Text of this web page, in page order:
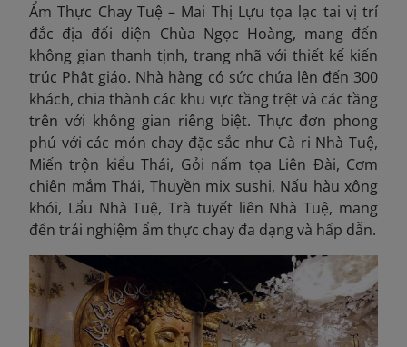
Ẩm Thực Chay Tuệ – Mai Thị Lựu tọa lạc tại vị trí
đắc địa đối diện Chùa Ngọc Hoàng, mang đến
không gian thanh tịnh, trang nhã với thiết kế kiến
trúc Phật giáo. Nhà hàng có sức chứa lên đến 300
khách, chia thành các khu vực tầng trệt và các tầng
trên với không gian riêng biệt. Thực đơn phong
phú với các món chay đặc sắc như Cà ri Nhà Tuệ,
Miến trộn kiểu Thái, Gỏi nấm tọa Liên Đài, Cơm
chiên mắm Thái, Thuyền mix sushi, Nấu hàu xông
khói, Lẩu Nhà Tuệ, Trà tuyết liên Nhà Tuệ, mang
đến trải nghiệm ẩm thực chay đa dạng và hấp dẫn.